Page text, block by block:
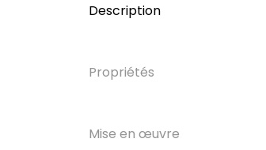
Description
Propriétés
Mise en œuvre